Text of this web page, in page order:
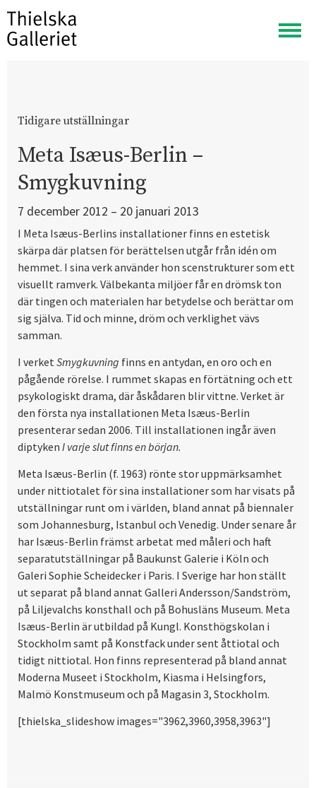
Visa
meny
Tidigare utställningar
Meta Isæus-Berlin –
Smygkuvning
7 december 2012 – 20 januari 2013
I Meta Isæus-Berlins installationer finns en estetisk
skärpa där platsen för berättelsen utgår från idén om
hemmet. I sina verk använder hon scenstrukturer som ett
visuellt ramverk. Välbekanta miljöer får en drömsk ton
där tingen och materialen har betydelse och berättar om
sig själva. Tid och minne, dröm och verklighet vävs
samman.
I verket Smygkuvning finns en antydan, en oro och en
pågående rörelse. I rummet skapas en förtätning och ett
psykologiskt drama, där åskådaren blir vittne. Verket är
den första nya installationen Meta Isæus-Berlin
presenterar sedan 2006. Till installationen ingår även
diptyken I varje slut finns en början.
Meta Isæus-Berlin (f. 1963) rönte stor uppmärksamhet
under nittiotalet för sina installationer som har visats på
utställningar runt om i världen, bland annat på biennaler
som Johannesburg, Istanbul och Venedig. Under senare år
har Isæus-Berlin främst arbetat med måleri och haft
separatutställningar på Baukunst Galerie i Köln och
Galeri Sophie Scheidecker i Paris. I Sverige har hon ställt
ut separat på bland annat Galleri Andersson/Sandström,
på Liljevalchs konsthall och på Bohusläns Museum. Meta
Isæus-Berlin är utbildad på Kungl. Konsthögskolan i
Stockholm samt på Konstfack under sent åttiotal och
tidigt nittiotal. Hon finns representerad på bland annat
Moderna Museet i Stockholm, Kiasma i Helsingfors,
Malmö Konstmuseum och på Magasin 3, Stockholm.
[thielska_slideshow images="3962,3960,3958,3963"]